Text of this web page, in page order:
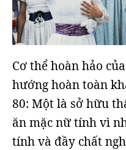
Cơ thể hoàn hảo
hướng hoàn toàn
80: Một là sở hữu
ăn mặc nữ tính vì
tính và đầy chất